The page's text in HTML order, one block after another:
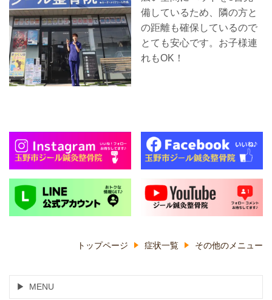
備しているため、隣の方と
の距離も確保しているので
とても安心です。お子様連
れもOK！
トップページ 症状一覧 その他のメニュー
MENU